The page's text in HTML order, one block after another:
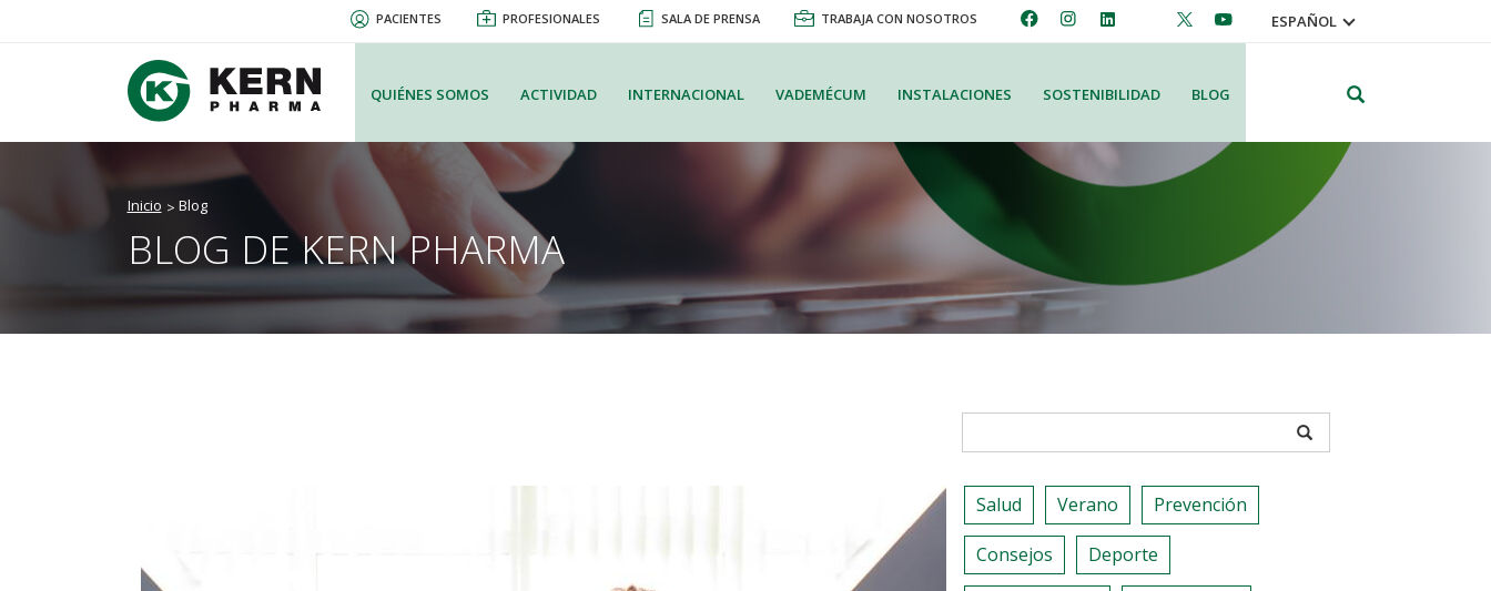
PACIENTES PROFESIONALES SALA DE PRENSA TRABAJA CON NOSOTROS ESPAÑOL
QUIÉNES SOMOS ACTIVIDAD INTERNACIONAL VADEMÉCUM INSTALACIONES SOSTENIBILIDAD BLOG
Inicio Blog
BLOG DE KERN PHARMA
APPLY
Salud Verano Prevención
Consejos Deporte